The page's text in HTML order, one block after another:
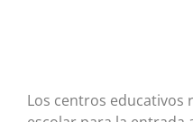
Los centros